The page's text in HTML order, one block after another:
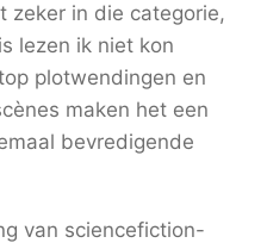
zeker in die categorie,
lezen ik niet kon
plotwendingen en
maken het een
bevredigende
van sciencefiction-